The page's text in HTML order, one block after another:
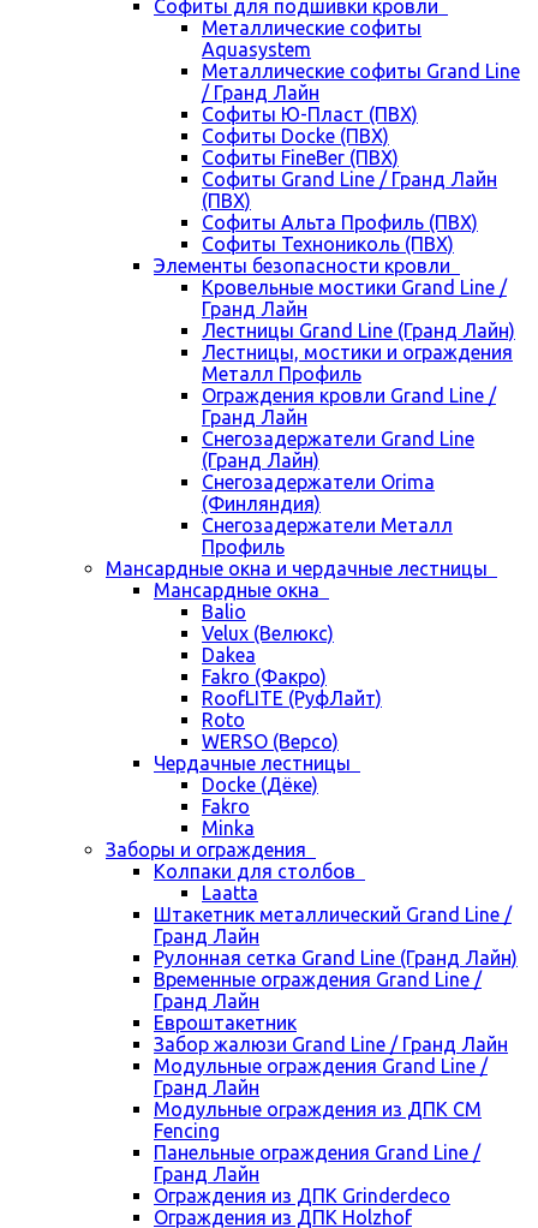
Cофиты для подшивки кровли
Металлические софиты
Aquasystem
Металлические софиты Grand Line
/ Гранд Лайн
Софиты Ю-Пласт (ПВХ)
Софиты Docke (ПВХ)
Софиты FineBer (ПВХ)
Софиты Grand Line / Гранд Лайн
(ПВХ)
Софиты Альта Профиль (ПВХ)
Софиты Технониколь (ПВХ)
Элементы безопасности кровли
Кровельные мостики Grand Line /
Гранд Лайн
Лестницы Grand Line (Гранд Лайн)
Лестницы, мостики и ограждения
Металл Профиль
Ограждения кровли Grand Line /
Гранд Лайн
Снегозадержатели Grand Line
(Гранд Лайн)
Снегозадержатели Orima
(Финляндия)
Снегозадержатели Металл
Профиль
Мансардные окна и чердачные лестницы
Мансардные окна
Balio
Velux (Велюкс)
Dakea
Fakro (Факро)
RoofLITE (РуфЛайт)
Roto
WERSO (Версо)
Чердачные лестницы
Docke (Дёке)
Fakro
Minka
Заборы и ограждения
Колпаки для столбов
Laatta
Штакетник металлический Grand Line /
Гранд Лайн
Рулонная сетка Grand Line (Гранд Лайн)
Временные ограждения Grand Line /
Гранд Лайн
Евроштакетник
Забор жалюзи Grand Line / Гранд Лайн
Модульные ограждения Grand Line /
Гранд Лайн
Модульные ограждения из ДПК CM
Fencing
Панельные ограждения Grand Line /
Гранд Лайн
Ограждения из ДПК Grinderdeco
Ограждения из ДПК Holzhof